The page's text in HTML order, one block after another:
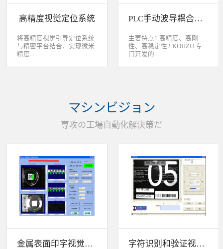
系统还能在处理或组装产品
量，识别。视觉向导机器人
度固定设备；2、无需工具
转换即能处理多种类型的工
件；3、防止意外的机器人
括：1、自动堆垛和卸垛；
高精度视觉定位系统
将高精度视觉引导定位系统
与精密平台结合，实现微米
精度...
动定位和对准应用等。
PLC手动波导耦合系统
主要特点1.高精度、高刚
性、高稳定性2.KOHZU 专
门开发的...
部分机构本地化生产满足系
统性能同时，也节约成本5.
求制定系统手动调节平台
マシンビジョン
専攻の工場自動化解決策だ
金属表面印字视觉检测系统 字符识别和验证视觉检测系统